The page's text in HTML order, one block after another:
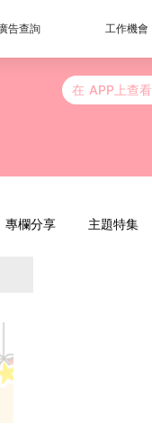
告查詢 工作機會
在 APP上查看
專欄分享 主題特集